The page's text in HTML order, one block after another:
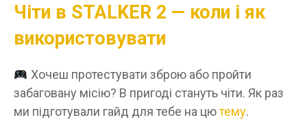
Чіти в STALKER 2 — коли і як
використовувати
Хочеш протестувати зброю або пройти
забаговану місію? В пригоді стануть чіти. Як раз
ми підготували гайд для тебе на цютему.